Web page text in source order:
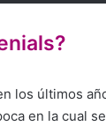
los últimos
en la cual